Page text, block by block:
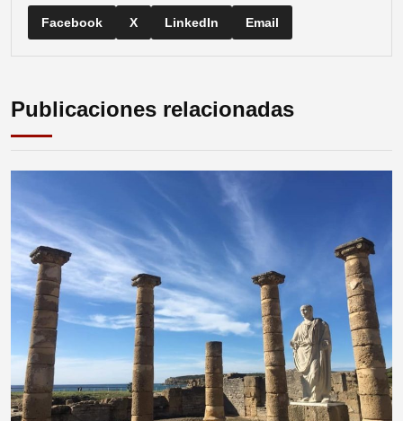
Facebook X LinkedIn Email
Publicaciones relacionadas